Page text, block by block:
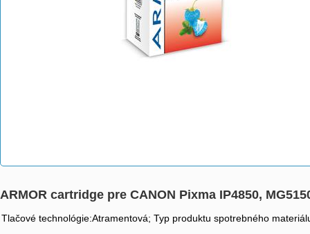
ARMOR cartridge pre CANON Pixma IP4850,
Tlačové technológie:Atramentová; Typ produktu spotrebného